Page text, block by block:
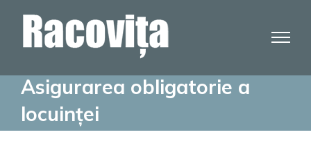
Asigurarea obligatorie a
locuinței